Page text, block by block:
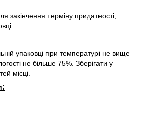
закінчення терміну придатності,
упаковці при температурі не вище
не більше 75%. Зберігати у
місці.